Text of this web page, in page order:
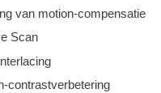
van motion-compensatie
Scan
contrastverbetering